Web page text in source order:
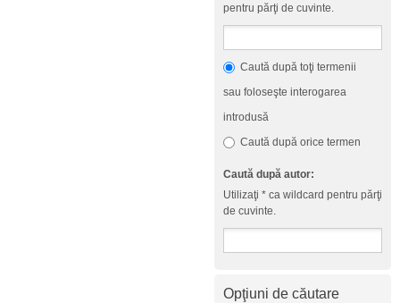
pentru părţi de cuvinte.
Caută după toţi termenii
sau foloseşte interogarea
introdusă
Caută după orice termen
Caută după autor:
Utilizaţi * ca wildcard pentru părţi
de cuvinte.
Opţiuni de căutare